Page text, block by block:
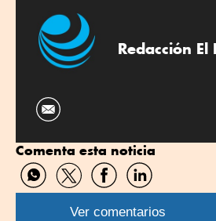
Redacción El
Comenta esta noticia
Compartir
por
WhatsApp
Compartir
por
Twitter
Compartir
por
Facebook
Compartir
por
Linkedin
Ver comentarios